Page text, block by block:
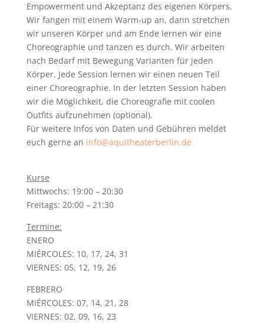
Empowerment und Akzeptanz des eigenen Körpers.
Wir fangen mit einem Warm-up an, dann stretchen
wir unseren Körper und am Ende lernen wir eine
Choreographie und tanzen es durch. Wir arbeiten
nach Bedarf mit Bewegung Varianten für jeden
Körper. Jede Session lernen wir einen neuen Teil
einer Choreographie. In der letzten Session haben
wir die Möglichkeit, die Choreografie mit coolen
Outfits aufzunehmen (optional).
Für weitere Infos von Daten und Gebühren meldet
euch gerne an info@aquitheaterberlin.de
Kurse
Mittwochs: 19:00 – 20:30
Freitags: 20:00 – 21:30
Termine:
ENERO
MIÉRCOLES: 10, 17, 24, 31
VIERNES: 05, 12, 19, 26
FEBRERO
MIÉRCOLES: 07, 14, 21, 28
VIERNES: 02, 09, 16, 23